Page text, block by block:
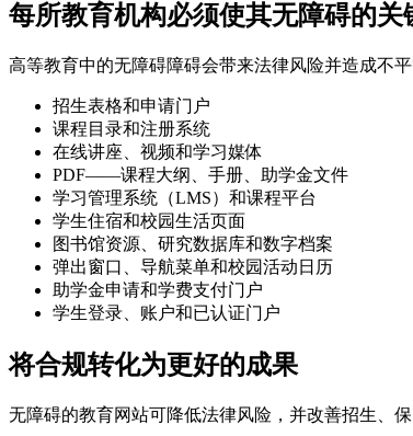
每所教育机构必须使其无障碍的关
高等教育中的无障碍障碍会带来法律风险并造成不
招生表格和申请门户
课程目录和注册系统
在线讲座、视频和学习媒体
PDF——课程大纲、手册、助学金文件
学习管理系统（LMS）和课程平台
学生住宿和校园生活页面
图书馆资源、研究数据库和数字档案
弹出窗口、导航菜单和校园活动日历
助学金申请和学费支付门户
学生登录、账户和已认证门户
将合规转化为更好的成果
无障碍的教育网站可降低法律风险，并改善招生、保